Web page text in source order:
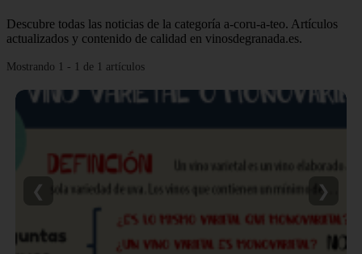
Descubre todas las noticias de la categoría a-coru-a-teo. Artículos
actualizados y contenido de calidad en vinosdegranada.es.
Mostrando 1 - 1 de 1 artículos
❮ ❯